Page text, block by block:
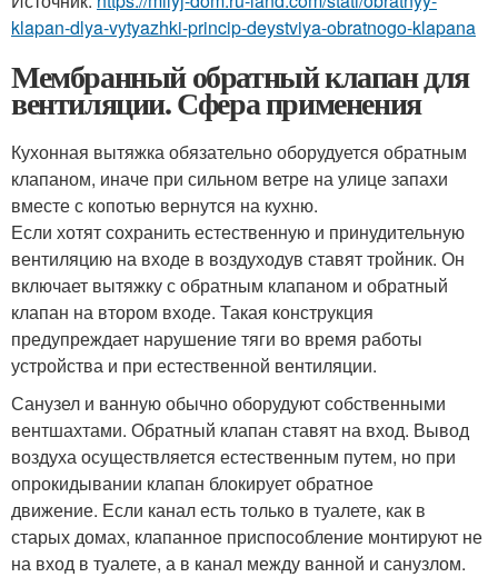
klapan-dlya-vytyazhki-princip-deystviya-obratnogo-klapana
Мембранный обратный клапан для
вентиляции. Сфера применения
Кухонная вытяжка обязательно оборудуется обратным
клапаном, иначе при сильном ветре на улице запахи
вместе с копотью вернутся на кухню.
Если хотят сохранить естественную и принудительную
вентиляцию на входе в воздуходув ставят тройник. Он
включает вытяжку с обратным клапаном и обратный
клапан на втором входе. Такая конструкция
предупреждает нарушение тяги во время работы
устройства и при естественной вентиляции.
Санузел и ванную обычно оборудуют собственными
вентшахтами. Обратный клапан ставят на вход. Вывод
воздуха осуществляется естественным путем, но при
опрокидывании клапан блокирует обратное
движение. Если канал есть только в туалете, как в
старых домах, клапанное приспособление монтируют не
на вход в туалете, а в канал между ванной и санузлом.